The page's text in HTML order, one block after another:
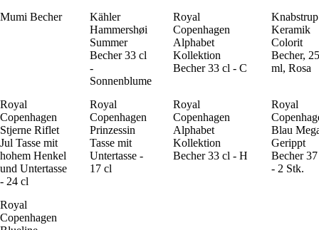
Mumi Becher
Kähler
Hammershøi
Summer
Becher 33 cl
-
Sonnenblume
Royal
Copenhagen
Alphabet
Kollektion
Becher 33 cl - C
Knabstrup
Keramik
Colorit
Becher,
ml, Rosa
Royal
Copenhagen
Stjerne Riflet
Jul Tasse mit
hohem Henkel
und Untertasse
- 24 cl
Royal
Copenhagen
Prinzessin
Tasse mit
Untertasse -
17 cl
Royal
Copenhagen
Alphabet
Kollektion
Becher 33 cl - H
Royal
Blau
Gerippt
Becher
- 2 Stk.
Royal
Copenhagen